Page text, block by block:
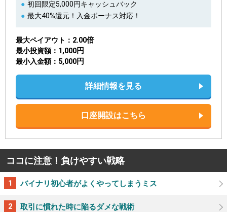
初回限定5,000円キャッシュバック
最大40%還元！入金ボーナス対応！
最大ペイアウト 2.00倍
最小投資額 1,000円
最小入金額 5,000円
詳細情報を見る
口座開設はこちら
ココに注意！負けやすい戦略
バイナリ初心者がよくやってしまうミス
取引に慣れた時に陥るダメな戦術